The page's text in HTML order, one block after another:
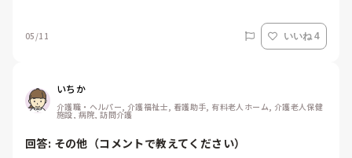
05/11 いいね 4
いちか
介護職・ヘルパー, 介護福祉士, 看護助手, 有料老人ホーム, 介護老人保健
施設, 病院, 訪問介護
回答: その他（コメントで教えてください）